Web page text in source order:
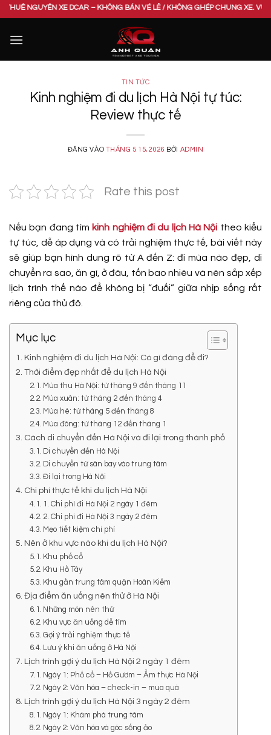
Bỏ
nội
DCAR – KHÔNG BÁN VÉ LẺ / KHÔNG GHÉP CHUNG XE. VUI LÒNG LIÊN HỆ
TIN TỨC
Kinh nghiệm đi du lịch Hà Nội tự túc:
Review thực tế
ĐĂNG VÀO THÁNG 5 15, 2026 BỞI ADMIN
Rate this post
Nếu bạn đang tìm kinh nghiệm đi du lịch Hà Nội theo kiểu
tự túc, dễ áp dụng và có trải nghiệm thực tế, bài viết này
sẽ giúp bạn hình dung rõ từ A đến Z: đi mùa nào đẹp, di
chuyển ra sao, ăn gì, ở đâu, tốn bao nhiêu và nên sắp xếp
lịch trình thế nào để không bị “đuối” giữa nhịp sống rất
riêng của thủ đô.
Mục lục
Kinh nghiệm đi du lịch Hà Nội: Có gì đáng để đi?
Thời điểm đẹp nhất để du lịch Hà Nội
Mùa thu Hà Nội: từ tháng 9 đến tháng 11
Mùa xuân: từ tháng 2 đến tháng 4
Mùa hè: từ tháng 5 đến tháng 8
Mùa đông: từ tháng 12 đến tháng 1
Cách di chuyển đến Hà Nội và đi lại trong thành phố
Di chuyển đến Hà Nội
Di chuyển từ sân bay vào trung tâm
Đi lại trong Hà Nội
Chi phí thực tế khi du lịch Hà Nội
1. Chi phí đi Hà Nội 2 ngày 1 đêm
2. Chi phí đi Hà Nội 3 ngày 2 đêm
Mẹo tiết kiệm chi phí
Nên ở khu vực nào khi du lịch Hà Nội?
Khu phố cổ
Khu Hồ Tây
Khu gần trung tâm quận Hoàn Kiếm
Địa điểm ăn uống nên thử ở Hà Nội
Những món nên thử
Khu vực ăn uống dễ tìm
Gợi ý trải nghiệm thực tế
Lưu ý khi ăn uống ở Hà Nội
Lịch trình gợi ý du lịch Hà Nội 2 ngày 1 đêm
Ngày 1: Phố cổ – Hồ Gươm – Ẩm thực Hà Nội
Ngày 2: Văn hóa – check-in – mua quà
Lịch trình gợi ý du lịch Hà Nội 3 ngày 2 đêm
Ngày 1: Khám phá trung tâm
Ngày 2: Văn hóa và góc sống ảo